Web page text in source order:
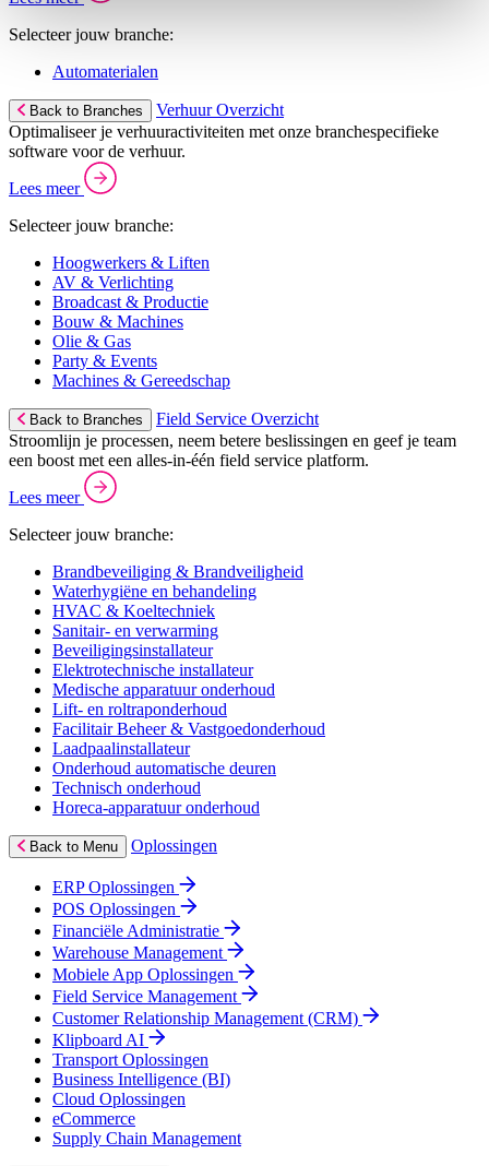
Selecteer jouw branche:
Automaterialen
Back to Branches
Verhuur Overzicht
Optimaliseer je verhuuractiviteiten met onze branchespecifieke
software voor de verhuur.
Lees meer
Selecteer jouw branche:
Hoogwerkers & Liften
AV & Verlichting
Broadcast & Productie
Bouw & Machines
Olie & Gas
Party & Events
Machines & Gereedschap
Back to Branches
Field Service Overzicht
Stroomlijn je processen, neem betere beslissingen en geef je team
een boost met een alles-in-één field service platform.
Lees meer
Selecteer jouw branche:
Brandbeveiliging & Brandveiligheid
Waterhygiëne en behandeling
HVAC & Koeltechniek
Sanitair- en verwarming
Beveiligingsinstallateur
Elektrotechnische installateur
Medische apparatuur onderhoud
Lift- en roltraponderhoud
Facilitair Beheer & Vastgoedonderhoud
Laadpaalinstallateur
Onderhoud automatische deuren
Technisch onderhoud
Horeca-apparatuur onderhoud
Back to Menu Oplossingen
ERP Oplossingen
POS Oplossingen
Financiële Administratie
Warehouse Management
Mobiele App Oplossingen
Field Service Management
Customer Relationship Management (CRM)
Klipboard AI
Transport Oplossingen
Business Intelligence (BI)
Cloud Oplossingen
eCommerce
Supply Chain Management